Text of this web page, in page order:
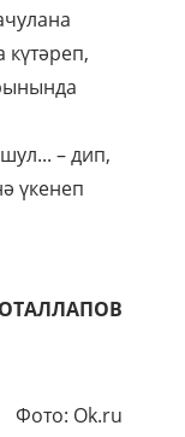
– дип,
үкенеп
Фото: Ok.ru